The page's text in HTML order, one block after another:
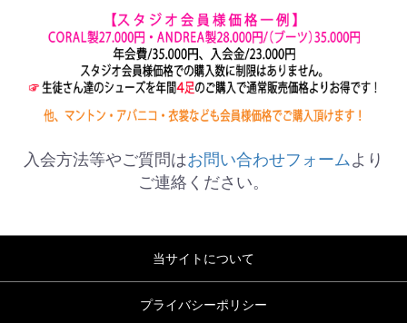
入会方法等やご質問はお問い合わせフォームより
ご連絡ください。
当サイトについて
プライバシーポリシー